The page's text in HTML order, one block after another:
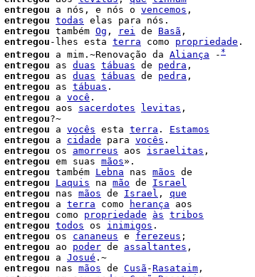
entregou a nós, e nós o vencemos ,
entregou todas elas para nós.
entregou também Og , rei de Basã ,
entregou -lhes esta terra como propriedade .
entregou a mim.~Renovação da Aliança - *
entregou as duas tábuas de pedra ,
entregou as duas tábuas de pedra ,
entregou as tábuas .
entregou a você .
entregou aos sacerdotes levitas
entregou?~
entregou a vocês esta terra . Estamos
entregou a cidade para vocês .
entregou os amorreus aos israelitas ,
entregou em suas mãos».
entregou também Lebna nas mãos de
entregou Laquis na mão de Israel
entregou nas mãos de Israel , que
entregou a terra como herança aos
entregou como propriedade às tribos
entregou todos os inimigos .
entregou os cananeus e ferezeus ;
entregou ao poder de assaltantes ,
entregou a Josué .~
entregou nas mãos de Cusã -Rasataim ,